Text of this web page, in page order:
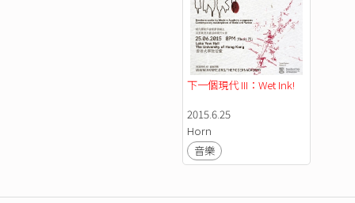
下一個現代 III：Wet Ink!
2015.6.25
Horn
音樂